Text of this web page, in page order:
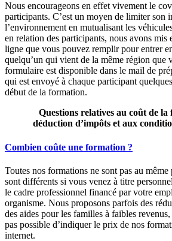
Nous encourageons en effet vivement le
participants. C’est un moyen de limiter son
l’environnement en mutualisant les
en relation des participants, nous avons mis
ligne que vous pouvez remplir pour entrer
quelqu’un qui vient de la même région que
formulaire est disponible dans le mail de
qui est envoyé à chaque participant
début de la formation.
Questions relatives au coût de
déduction d’impôts et aux
Combien coûte une formation ?
Toutes nos formations ne sont pas au
sont différents si vous venez à titre
le cadre professionnel financé par votre
organisme. Nous proposons parfois des
des aides pour les familles à faibles
pas possible d’indiquer le prix de nos
internet.